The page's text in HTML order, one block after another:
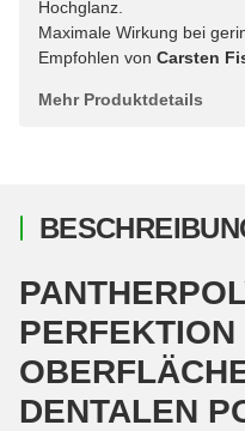
Hochglanz.
Maximale Wirkung bei
Empfohlen von Carsten
Mehr Produktdetails
PERFEKTION
DENTALEN